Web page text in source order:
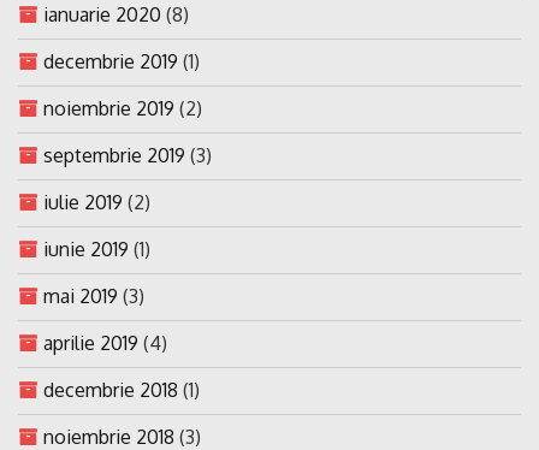
ianuarie 2020 (8)
decembrie 2019 (1)
noiembrie 2019 (2)
septembrie 2019 (3)
iulie 2019 (2)
iunie 2019 (1)
mai 2019 (3)
aprilie 2019 (4)
decembrie 2018 (1)
noiembrie 2018 (3)